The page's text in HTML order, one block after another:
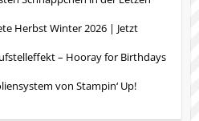
Herbst Winter 2026 | Jetzt
– Hooray for Birthdays
von Stampin‘ Up!